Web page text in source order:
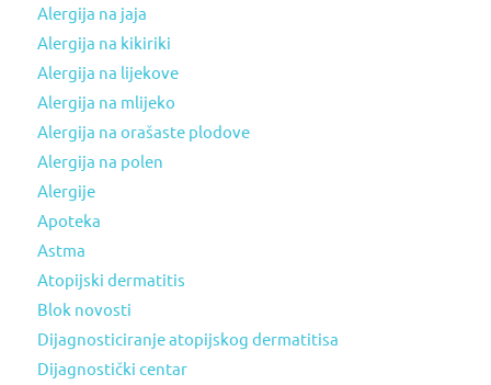
Alergija na jaja
Alergija na kikiriki
Alergija na lijekove
Alergija na mlijeko
Alergija na orašaste plodove
Alergija na polen
Alergije
Apoteka
Astma
Atopijski dermatitis
Blok novosti
Dijagnosticiranje atopijskog dermatitisa
Dijagnostički centar